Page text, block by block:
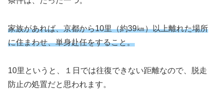
家族があれば、京都から10里（約39㎞）以上離れた場所
に住まわせ、単身赴任をすること。
10里というと、１日では往復できない距離なので、脱走
防止の処置だと思われます。